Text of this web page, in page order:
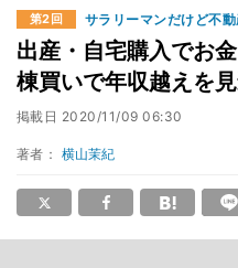
第2回 サラリーマンだけど不
出産・自宅購入でお
棟買いで年収越えを
掲載日 2020/11/09 06:30
著者： 横山茉紀